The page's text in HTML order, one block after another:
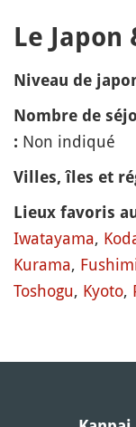
Le Japon
Niveau de
Nombre de
: Non indiqué
Villes, îles et
Lieux favoris
Iwatayama,
Kurama,
Toshogu, Kyoto,